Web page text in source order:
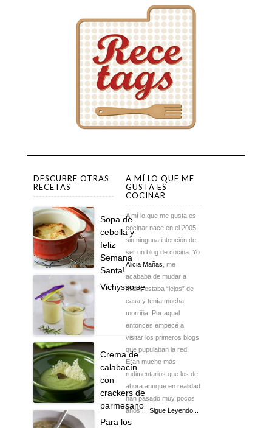
DESCUBRE OTRAS
RECETAS
Sopa de
cebolla y
feliz
Semana
Santa!
Vichyssoise
Crema de
calabacín
con
crackers de
parmesano
Para los
A MÍ LO QUE ME
GUSTA ES
COCINAR
A mí lo que me gusta es
cocinar nace en el 2005
sin ninguna intención de
ser un blog de cocina. Yo
Alicia Mañas, me
acababa de mudar a
Milán, estaba “lejos” de
casa y tenía mucha
morriña. Por aquel
entonces empecé a
visitar los primeros blogs
que pupulaban la red.
Eran mucho más
rudimentarios que los de
ahora aunque en realidad
han pasado muy pocos
años...Sigue Leyendo...